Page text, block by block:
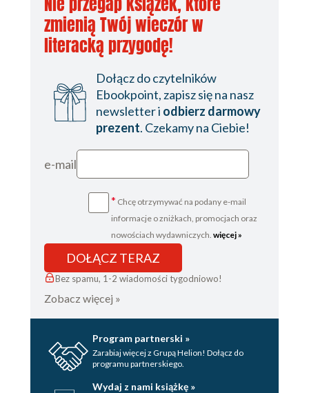
zmienią Twój wieczór w
literacką przygodę!
Dołącz do czytelników
Ebookpoint, zapisz się na nasz
newsletter i odbierz darmowy
prezent. Czekamy na Ciebie!
e-mail
* Chcę otrzymywać na podany e-mail
informacje o zniżkach, promocjach oraz
nowościach wydawniczych. więcej »
DOŁĄCZ TERAZ
Bez spamu, 1-2 wiadomości tygodniowo!
Zobacz więcej »
Program partnerski »
Zarabiaj więcej z Grupą Helion! Dołącz do
programu partnerskiego.
Wydaj z nami książkę »